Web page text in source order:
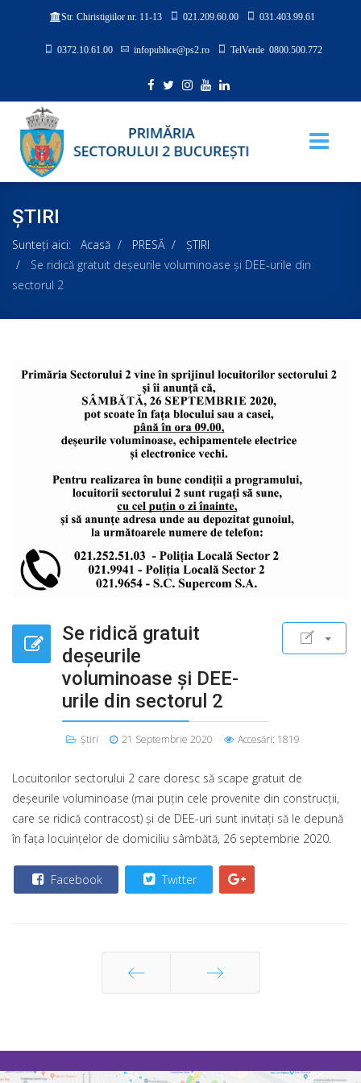
Str. Chiristigiilor nr. 11-13 021.209.60.00 031.403.99.61
0372.10.61.00 infopublice@ps2.ro TelVerde 0800.500.772
ȘTIRI
Sunteți aici: Acasă PRESĂ
ȘTIRI
Se ridică gratuit deșeurile voluminoase și DEE-urile din
sectorul 2
Se ridică gratuit
deșeurile
voluminoase și DEE-
urile din sectorul 2
Știri 21 Septembrie 2020 Accesări: 1819
Locuitorilor sectorului 2 care doresc să scape gratuit de
deșeurile voluminoase (mai puțin cele provenite din construcții,
care se ridică contracost) și de DEE-uri sunt invitați să le depună
în fața locuințelor de domiciliu sâmbătă, 26 septembrie 2020.
Facebook Twitter